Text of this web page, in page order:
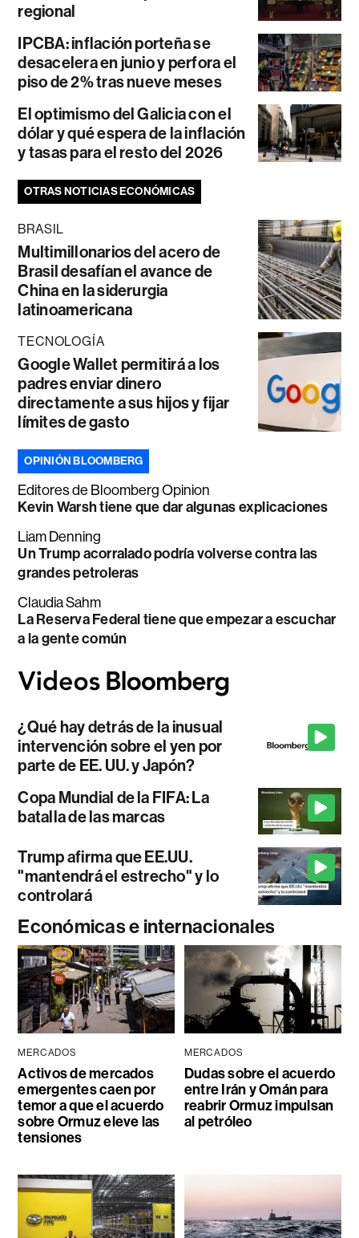
regional
IPCBA: inflación porteña se
desacelera en junio y perfora el
piso de 2% tras nueve meses
El optimismo del Galicia con el
dólar y qué espera de la inflación
y tasas para el resto del 2026
OTRAS NOTICIAS ECONÓMICAS
BRASIL
Multimillonarios del acero de
Brasil desafían el avance de
China en la siderurgia
latinoamericana
TECNOLOGÍA
Google Wallet permitirá a los
padres enviar dinero
directamente a sus hijos y fijar
límites de gasto
OPINIÓN BLOOMBERG
Editores de Bloomberg Opinion
Kevin Warsh tiene que dar algunas explicaciones
Liam Denning
Un Trump acorralado podría volverse contra las
grandes petroleras
Claudia Sahm
La Reserva Federal tiene que empezar a escuchar
a la gente común
¿Qué hay detrás de la inusual
intervención sobre el yen por
parte de EE. UU. y Japón?
Copa Mundial de la FIFA: La
batalla de las marcas
Trump afirma que EE.UU.
"mantendrá el estrecho" y lo
controlará
Económicas e internacionales
MERCADOS
Activos de mercados
emergentes caen por
temor a que el acuerdo
sobre Ormuz eleve las
tensiones
MERCADOS
Dudas sobre el acuerdo
entre Irán y Omán para
reabrir Ormuz impulsan
al petróleo